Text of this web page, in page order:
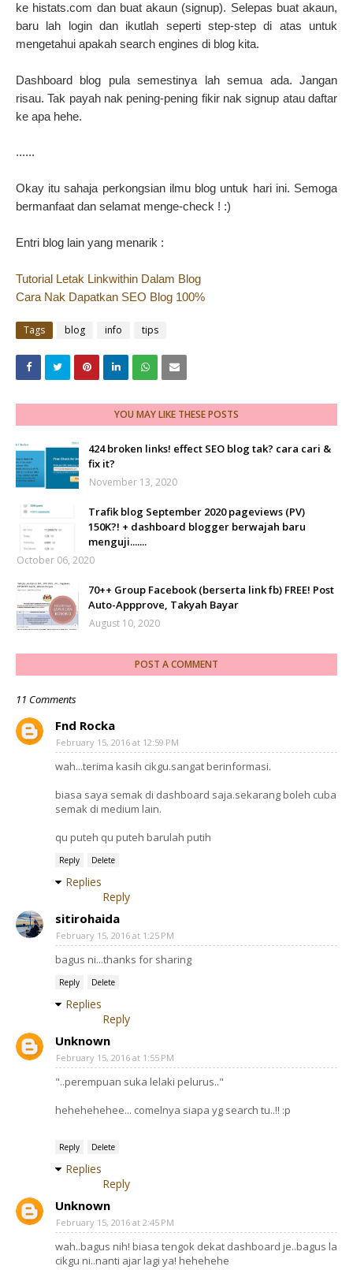
ke histats.com dan buat akaun (signup). Selepas buat akaun,
baru lah login dan ikutlah seperti step-step di atas untuk
mengetahui apakah search engines di blog kita.
Dashboard blog pula semestinya lah semua ada. Jangan
risau. Tak payah nak pening-pening fikir nak signup atau daftar
ke apa hehe.
......
Okay itu sahaja perkongsian ilmu blog untuk hari ini. Semoga
bermanfaat dan selamat menge-check ! :)
Entri blog lain yang menarik :
Tutorial Letak Linkwithin Dalam Blog
Cara Nak Dapatkan SEO Blog 100%
Tags blog info tips
YOU MAY LIKE THESE POSTS
424 broken links! effect SEO blog tak? cara cari &
fix it?
November 13, 2020
Trafik blog September 2020 pageviews (PV)
150K?! + dashboard blogger berwajah baru
menguji.......
October 06, 2020
70++ Group Facebook (berserta link fb) FREE! Post
Auto-Appprove, Takyah Bayar
August 10, 2020
POST A COMMENT
11 Comments
Fnd Rocka
February 15, 2016 at 12:59 PM
wah...terima kasih cikgu.sangat berinformasi.
biasa saya semak di dashboard saja.sekarang boleh cuba
semak di medium lain.
qu puteh qu puteh barulah putih
Reply Delete
Replies
Reply
sitirohaida
February 15, 2016 at 1:25 PM
bagus ni...thanks for sharing
Reply Delete
Replies
Reply
Unknown
February 15, 2016 at 1:55 PM
"..perempuan suka lelaki pelurus.."
hehehehehee... comelnya siapa yg search tu..!! :p
Reply Delete
Replies
Reply
Unknown
February 15, 2016 at 2:45 PM
wah..bagus nih! biasa tengok dekat dashboard je..bagus la
cikgu ni..nanti ajar lagi ya! hehehehe